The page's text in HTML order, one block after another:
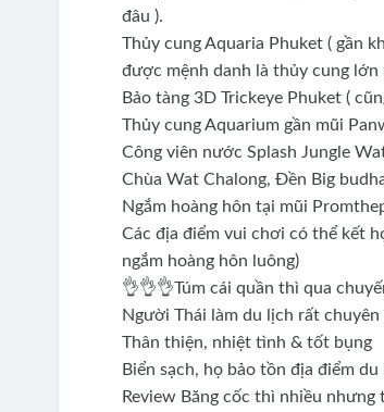
đâu ).
Thủy cung Aquaria Phuket ( gần
được mệnh danh là thủy cung lớn
Bảo tàng 3D Trickeye Phuket (
Thủy cung Aquarium gần mũi
Công viên nước Splash Jungle
Chùa Wat Chalong, Đền Big
Ngắm hoàng hôn tại mũi
Các địa điểm vui chơi có thể kết
ngắm hoàng hôn luông)
👌👌👌Túm cái quần thì qua
Người Thái làm du lịch rất
Thân thiện, nhiệt tình & tốt bụng
Biển sạch, họ bảo tồn địa điểm
Review Băng cốc thì nhiều